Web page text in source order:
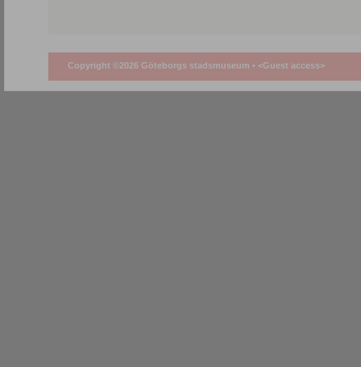
Copyright ©2026 Göteborgs stadsmuseum • <Guest access>